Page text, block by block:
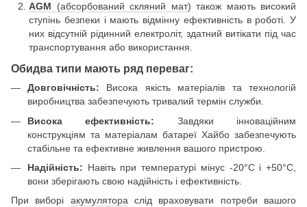
AGM (абсорбований скляний мат) також мають високий
ступінь безпеки і мають відмінну ефективність в роботі. У
них відсутній рідинний електроліт, здатний витікати під час
транспортування або використання.
Обидва типи мають ряд переваг:
Довговічність: Висока якість матеріалів та технологій
виробництва забезпечують тривалий термін служби.
Висока ефективність: Завдяки інноваційним
конструкціям та матеріалам батареї Хайбо забезпечують
стабільне та ефективне живлення вашого пристрою.
Надійність: Навіть при температурі мінус -20°C і +50°C,
вони зберігають свою надійність і ефективність.
При виборі акумулятораслід враховувати потреби вашого